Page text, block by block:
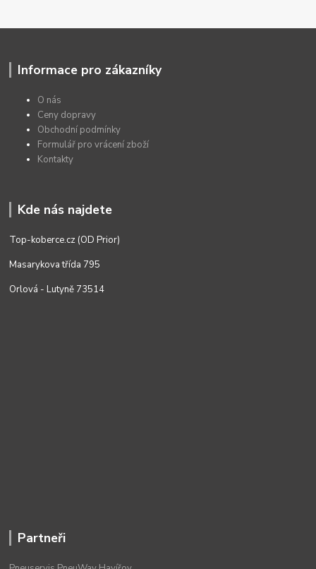
Informace pro zákazníky
O nás
Ceny dopravy
Obchodní podmínky
Formulář pro vrácení zboží
Kontakty
Kde nás najdete
Top-koberce.cz (OD Prior)
Masarykova třída 795
Orlová - Lutyně 73514
Partneři